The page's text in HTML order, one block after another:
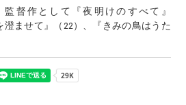
監督作として『夜明けのすべて』
澄ませて』（22）、『きみの鳥はうた